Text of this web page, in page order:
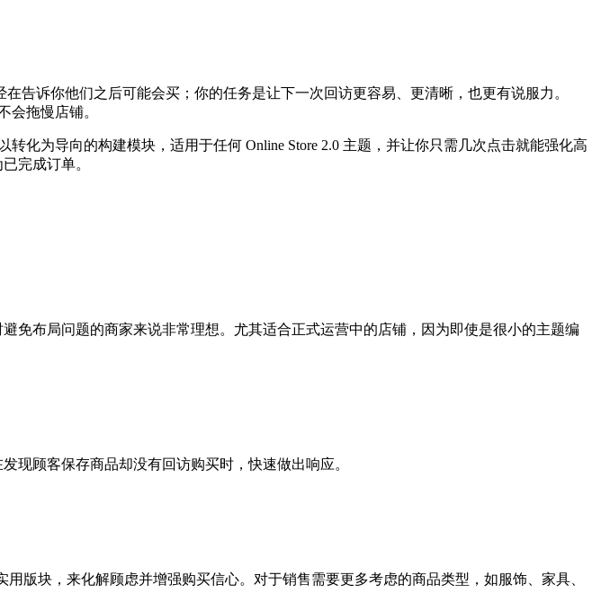
告诉你他们之后可能会买；你的任务是让下一次回访更容易、更清晰，也更有说服力。
会拖慢店铺。
化为导向的构建模块，适用于任何 Online Store 2.0 主题，并让你只需几次点击就能强化高
完成订单。
免布局问题的商家来说非常理想。尤其适合正式运营中的店铺，因为即使是很小的主题编
现顾客保存商品却没有回访购买时，快速做出响应。
实用版块，来化解顾虑并增强购买信心。对于销售需要更多考虑的商品类型，如服饰、家具、